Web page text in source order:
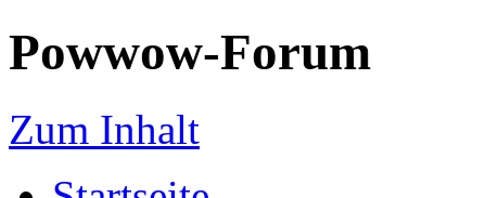
Powwow-Forum
Zum Inhalt